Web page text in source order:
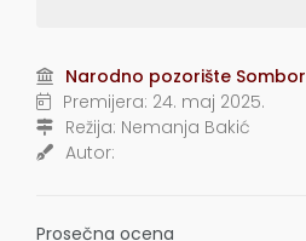
Narodno pozorište Sombor
Premijera: 24. maj 2025.
Režija: Nemanja Bakić
Autor:
Prosečna ocena